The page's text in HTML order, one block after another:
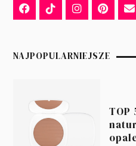
NAJPOPULARNIEJSZE
TOP